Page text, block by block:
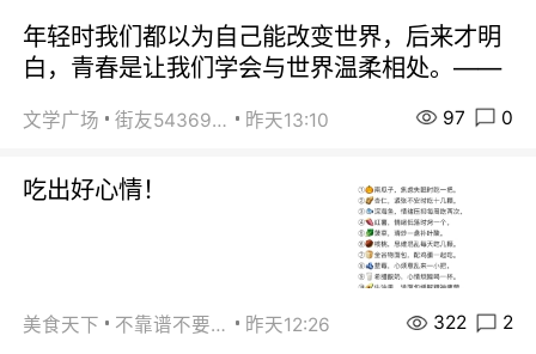
年轻时我们都以为自己能改变世界，后来才明
白，青春是让我们学会与世界温柔相处。——
文学广场 街友54369822 昨天13:10 97 0
吃出好心情！
美食天下 不靠谱不要联系 昨天12:26 322 2